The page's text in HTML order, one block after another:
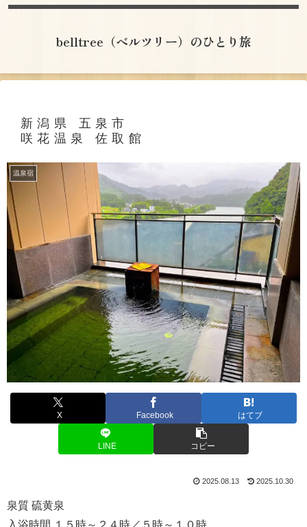
belltree（ベルツリー）のひとり旅
新潟県 五泉市
咲花温泉 佐取館
温泉宿
X Facebook はてブ
LINE コピー
2025.08.13 2025.10.30
泉質 硫黄泉
入浴時間 １５時～２４時／５時～１０時